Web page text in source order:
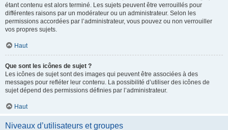
étant contenu est alors terminé. Les sujets peuvent être verrouillés pour
différentes raisons par un modérateur ou un administrateur. Selon les
permissions accordées par l’administrateur, vous pouvez ou non verrouiller
vos propres sujets.
Haut
Que sont les icônes de sujet ?
Les icônes de sujet sont des images qui peuvent être associées à des
messages pour refléter leur contenu. La possibilité d’utiliser des icônes de
sujet dépend des permissions définies par l’administrateur.
Haut
Niveaux d’utilisateurs et groupes